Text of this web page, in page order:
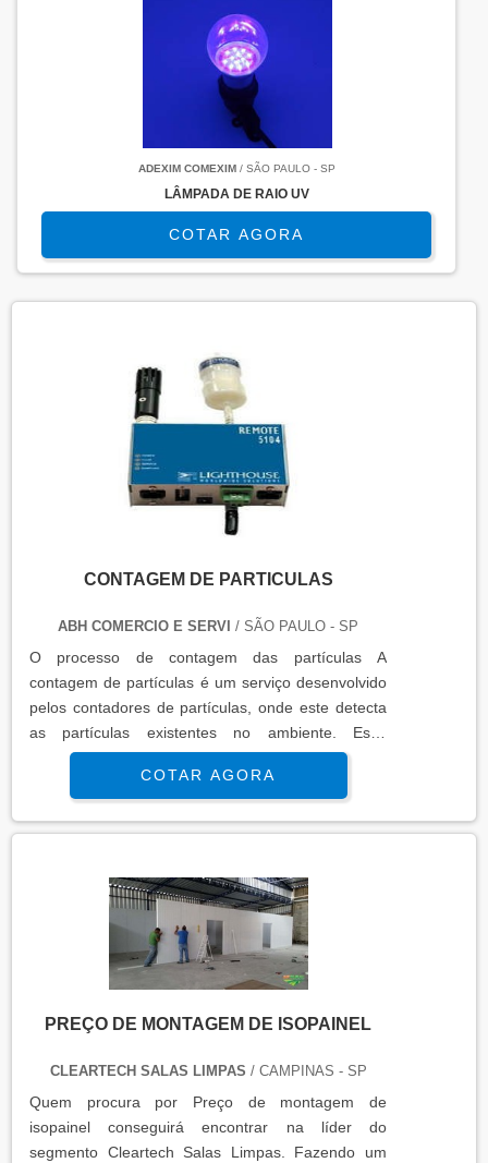
ADEXIM COMEXIM/ SÃO PAULO - SP
LÂMPADA DE RAIO UV
COTAR AGORA
CONTAGEM DE PARTICULAS
ABH COMERCIO E SERVI / SÃO PAULO - SP
O processo de contagem das partículas A
contagem de partículas é um serviço desenvolvido
pelos contadores de partículas, onde este detecta
as partículas existentes no ambiente. Essa
avaliação é de grande serventia para empresas e
profissionais que dependem da boa qualidade do
ar para a realização positiva de suas atividades.
Um fabricante do aparelho para contagem de
COTAR AGORA
PREÇO DE MONTAGEM DE ISOPAINEL
CLEARTECH SALAS LIMPAS / CAMPINAS - SP
Quem procura por Preço de montagem de
isopainel conseguirá encontrar na líder do
segmento Cleartech Salas Limpas. Fazendo um